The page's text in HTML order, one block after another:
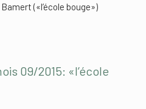
(«l’école bouge»)
09/2015: «l’école